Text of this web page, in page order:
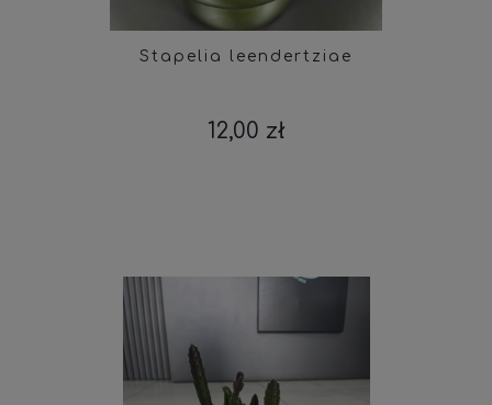
Stapelia leendertziae
12,00 zł